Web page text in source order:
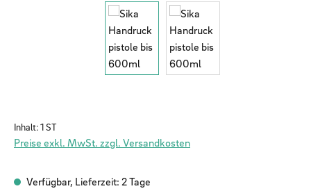
Inhalt:1 ST
Preise exkl. MwSt. zzgl. Versandkosten
Verfügbar, Lieferzeit: 2 Tage